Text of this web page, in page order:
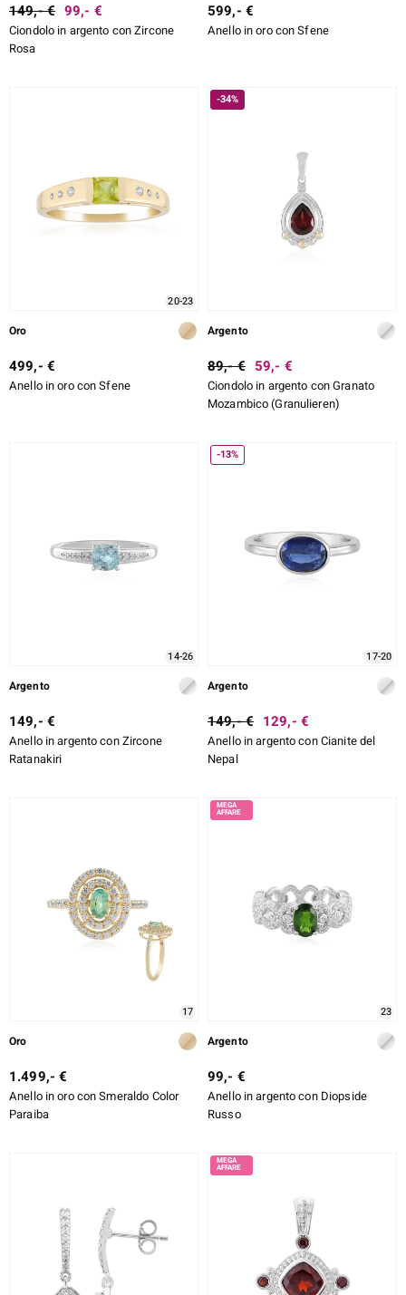
149,- € 99,- €
Ciondolo in argento con Zircone
Rosa
599,- €
Anello in oro con Sfene
20-23
Oro
499,- €
Anello in oro con Sfene
-34%
Argento
89,- € 59,- €
Ciondolo in argento con Granato
Mozambico (Granulieren)
14-26
Argento
149,- €
Anello in argento con Zircone
Ratanakiri
-13%
17-20
Argento
149,- € 129,- €
Anello in argento con Cianite del
Nepal
17
Oro
1.499,- €
Anello in oro con Smeraldo Color
Paraiba
23
Argento
99,- €
Anello in argento con Diopside
Russo